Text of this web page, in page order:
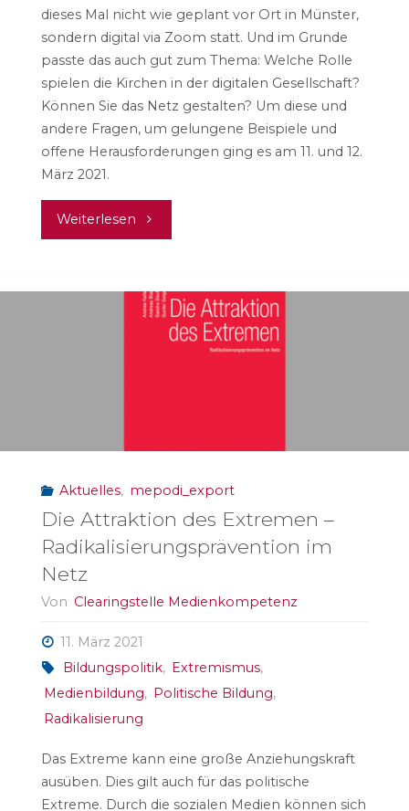
dieses Mal nicht wie geplant vor Ort in Münster,
sondern digital via Zoom statt. Und im Grunde
passte das auch gut zum Thema: Welche Rolle
spielen die Kirchen in der digitalen Gesellschaft?
Können Sie das Netz gestalten? Um diese und
andere Fragen, um gelungene Beispiele und
offene Herausforderungen ging es am 11. und 12.
März 2021.
Weiterlesen "Kirche
Web:
Aktuelles, mepodi_export
Die Attraktion des Extremen –
Radikalisierungsprävention im
Netz
Von Clearingstelle Medienkompetenz
11. März 2021
Bildungspolitik, Extremismus,
Medienbildung, Politische Bildung,
Radikalisierung
Das Extreme kann eine große Anziehungskraft
ausüben. Dies gilt auch für das politische
Extreme. Durch die sozialen Medien können sich